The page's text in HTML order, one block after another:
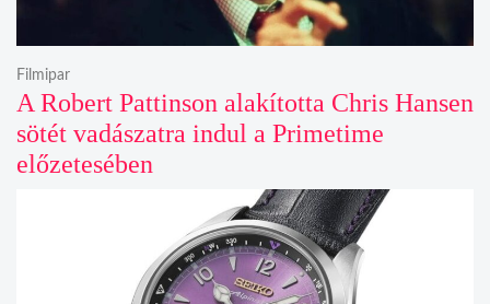
A Robert Pattinson alakította Chris Hansen
sötét vadászatra indul a Primetime
előzetesében
Filmipar